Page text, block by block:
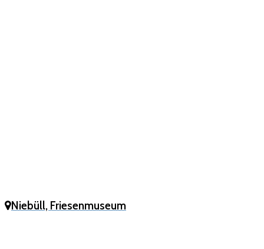
Niebüll, Friesenmuseum